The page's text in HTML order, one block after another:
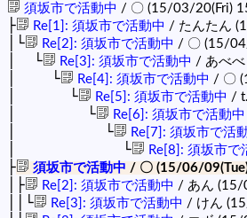
須坂市で活動中 / 〇 (15/03/20(Fri)
├ Re[1]: 須坂市で活動中 / たんたん
│└ Re[2]: 須坂市で活動中 / 〇 (15/
│ └ Re[3]: 須坂市で活動中 / あべ
│ └ Re[4]: 須坂市で活動中 / 〇
│ └ Re[5]: 須坂市で活動中 /
│ └ Re[6]: 須坂市で活動中
│ └ Re[7]: 須坂市で活
│ └ Re[8]: 須坂市で
├ 須坂市で活動中 / 〇 (15/06/
│├ Re[2]: 須坂市で活動中 / あん (15/
││└ Re[3]: 須坂市で活動中 / けん